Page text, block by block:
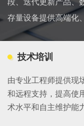
段、迭代更新产品、
存量设备提供高端化
技术培训
由专业工程师提供现
和远程支持，提高使
术水平和自主维护能